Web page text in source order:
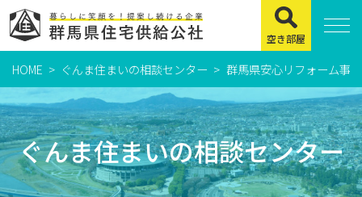
住まいをお探しの方
県営住宅
公社賃貸住宅
空き部屋
HOME ぐんま住まいの相談センター 群馬県安心リフォーム事
ぐんま住まいの相談センター